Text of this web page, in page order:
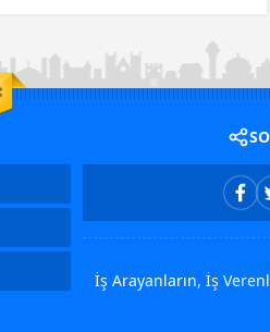
İş Arayanların, İş